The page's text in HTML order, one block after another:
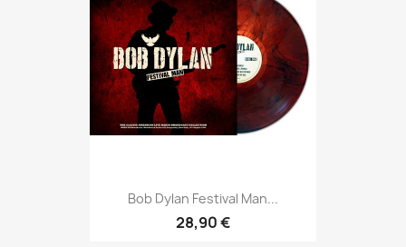
Bob Dylan Festival Man...
28,90 €